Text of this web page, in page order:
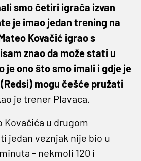
smo četiri igrača izvan
je imao jedan trening na
Kovačić igrao s
znao da može stati u
je ono što smo imali i gdje je
mogu češće pružati
je trener Plavaca.
Kovačića u drugom
jedan veznjak nije bio u
- nekmoli 120 i